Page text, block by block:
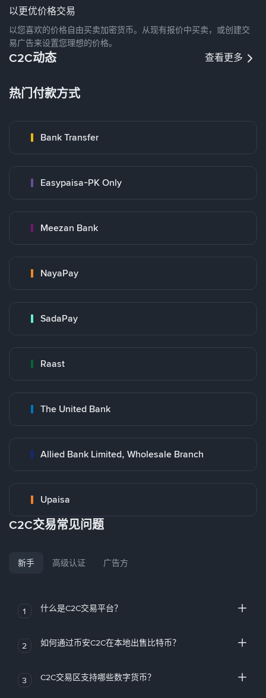
以更优价格交易
以您喜欢的价格自由买卖加密货币。从现有报价中买卖，或创建交
易广告来设置您理想的价格。
C2C动态 查看更多
热门付款方式
Bank Transfer
Easypaisa-PK Only
Meezan Bank
NayaPay
SadaPay
Raast
The United Bank
Allied Bank Limited, Wholesale Branch
Upaisa
C2C交易常见问题
新手 高级认证 广告方
1 什么是C2C交易平台？
2 如何通过币安C2C在本地出售比特币？
3 C2C交易区支持哪些数字货币？